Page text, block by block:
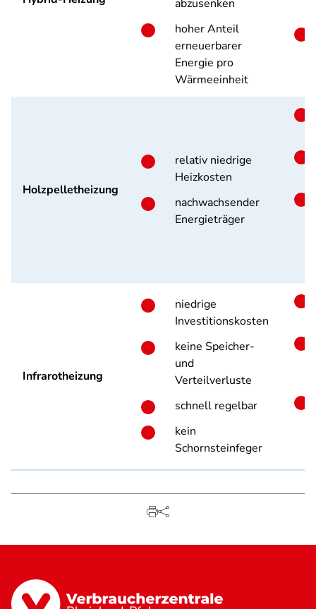
abzusenken
hoher Anteil
erneuerbarer
Energie pro
Wärmeeinheit
Holzpelletheizung
relativ niedrige
Heizkosten
nachwachsender
Energieträger
Infrarotheizung
niedrige
Investitionskosten
keine Speicher-
und
Verteilverluste
schnell regelbar
kein
Schornsteinfeger